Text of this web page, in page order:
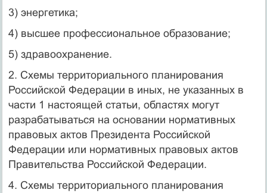
3) энергетика;
4) высшее профессиональное образование;
5) здравоохранение.
2. Схемы территориального планирования
Российской Федерации в иных, не указанных в
части 1 настоящей статьи, областях могут
разрабатываться на основании нормативных
правовых актов Президента Российской
Федерации или нормативных правовых актов
Правительства Российской Федерации.
4. Схемы территориального планирования